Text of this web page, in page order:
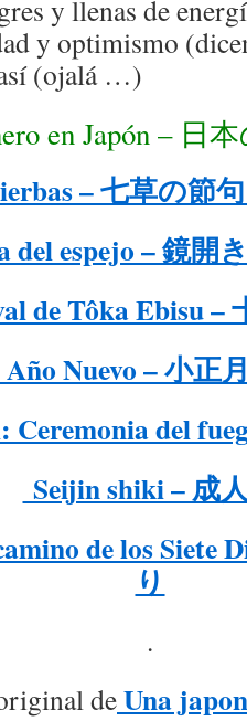
y llenas de
y optimismo
(ojalá …)
en Japón – 日
– 七草の節
del espejo – 鏡開
de Tôka Ebisu –
Año Nuevo – 小正
Ceremonia del
Seijin shiki – 成
de los Siete
り
.
deUna